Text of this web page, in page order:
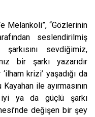
Melankoli”, “Gözlerinin
seslendirilmiş
sevdiğimiz,
bir şarkı yazarıdır
krizi’ yaşadığı da
ile ayırmasının
ya da güçlü şarkı
değişen bir şey